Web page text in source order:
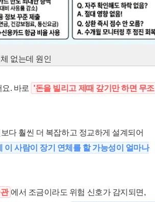
없는데 원인
. 바로
'돈을 빌리고 제때 갚기만 하면 무
다 훨씬 더 복잡하고 정교하게 설계되어
이 사람이 장기 연체를 할 가능성이 얼마나
에서 조금이라도 위험 신호가 감지되면,